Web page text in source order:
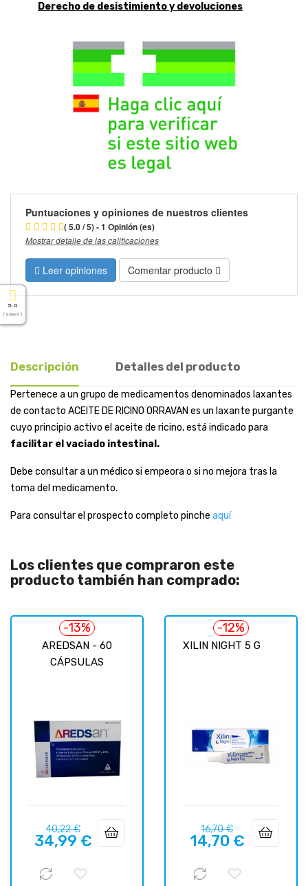
Derecho de desistimiento y devoluciones
Puntuaciones y opiniones de nuestros clientes
( 5.0 / 5) - 1 Opinión (es)
Mostrar detalle de las calificaciones
Leer opiniones Comentar producto
Descripción Detalles del producto
Pertenece a un grupo de medicamentos denominados laxantes
de contacto ACEITE DE RICINO ORRAVAN es un laxante purgante
cuyo principio activo el aceite de ricino, está indicado para
facilitar el vaciado intestinal.
Debe consultar a un médico si empeora o si no mejora tras la
toma del medicamento.
Para consultar el prospecto completo pinche aquí
Los clientes que compraron este
producto también han comprado:
AREDSAN - 60
CÁPSULAS
-13%
Precio
regular
40,22 €Precio
34,99 €
XILIN NIGHT 5 G
-12%
Precio
regular
16,70 €Precio
14,70 €
5.0
( Sobre 5 )